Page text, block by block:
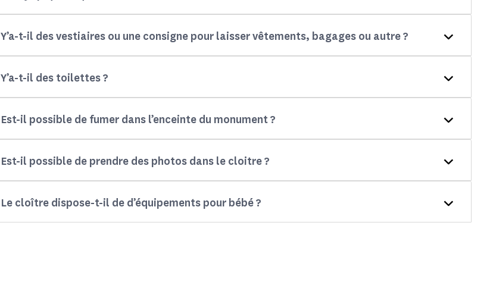
Y’a-t-il des vestiaires ou une consigne pour laisser vêtements, bagages ou autre ?
Y’a-t-il des toilettes ?
Est-il possible de fumer dans l’enceinte du monument ?
Est-il possible de prendre des photos dans le cloitre ?
Le cloître dispose-t-il de d’équipements pour bébé ?